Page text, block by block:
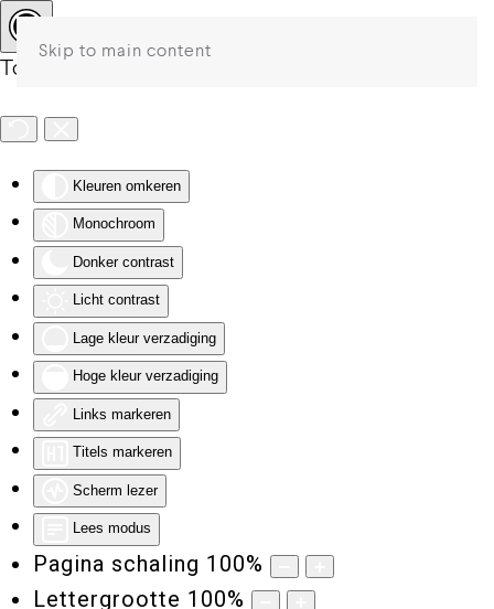
Toegankelijkheid
Kleuren omkeren
Monochroom
Donker contrast
Licht contrast
Lage kleur verzadiging
Hoge kleur verzadiging
Links markeren
Titels markeren
Scherm lezer
Lees modus
Pagina schaling 100%
Lettergrootte 100%
Skip to main content